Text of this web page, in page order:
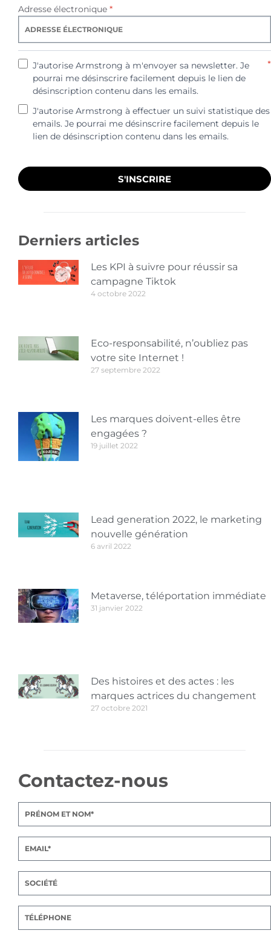
Adresse électronique *
J'autorise Armstrong à m'envoyer sa newsletter. Je
pourrai me désinscrire facilement depuis le lien de
désinscription contenu dans les emails.
*
J'autorise Armstrong à effectuer un suivi statistique des
emails. Je pourrai me désinscrire facilement depuis le
lien de désinscription contenu dans les emails.
S'INSCRIRE
Derniers articles
Les KPI à suivre pour réussir sa
campagne Tiktok
4 octobre 2022
Eco-responsabilité, n’oubliez pas
votre site Internet !
27 septembre 2022
Les marques doivent-elles être
engagées ?
19 juillet 2022
Lead generation 2022, le marketing
nouvelle génération
6 avril 2022
Metaverse, téléportation immédiate
31 janvier 2022
Des histoires et des actes : les
marques actrices du changement
27 octobre 2021
Contactez-nous